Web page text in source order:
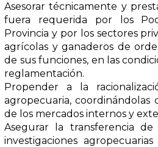
Asesorar técnicamente y
fuera requerida por los
Provincia y por los sectores
agrícolas y ganaderos de
de sus funciones, en las
reglamentación.
Propender a la
agropecuaria, coordinándolas
de los mercados internos y
Asegurar la transferencia
investigaciones